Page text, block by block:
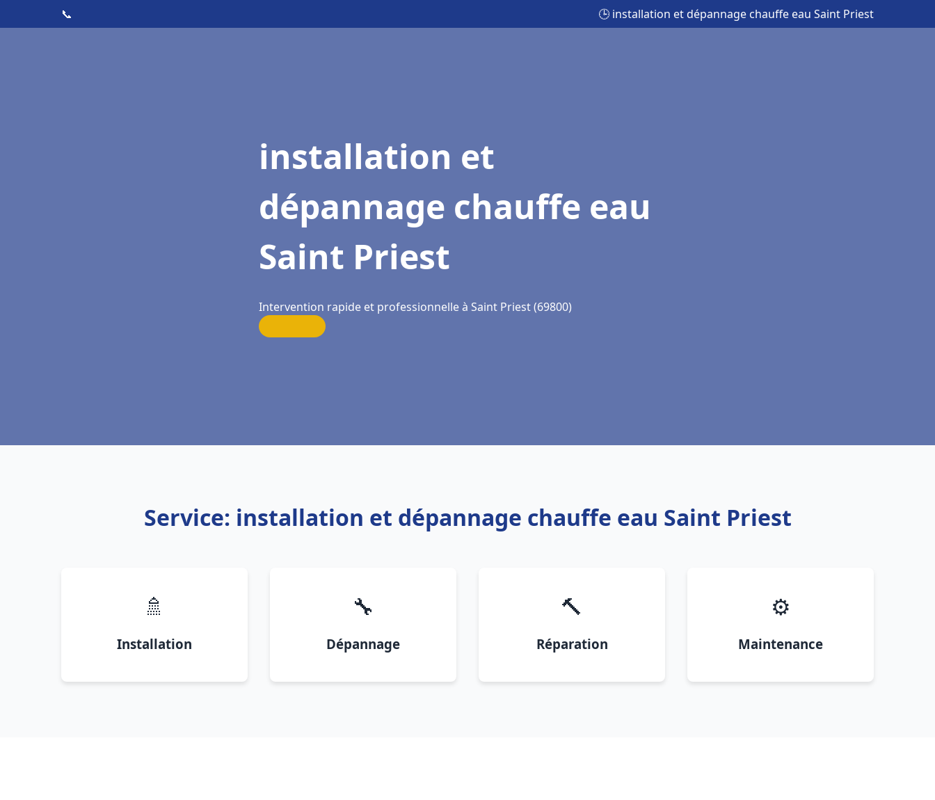
📞 🕒 installation et dépannage chauffe eau Saint Priest
installation et
dépannage chauffe eau
Saint Priest
Intervention rapide et professionnelle à Saint Priest (69800)
Service: installation et dépannage chauffe eau Saint Priest
🚿
Installation
🔧
Dépannage
🔨
Réparation
⚙️
Maintenance